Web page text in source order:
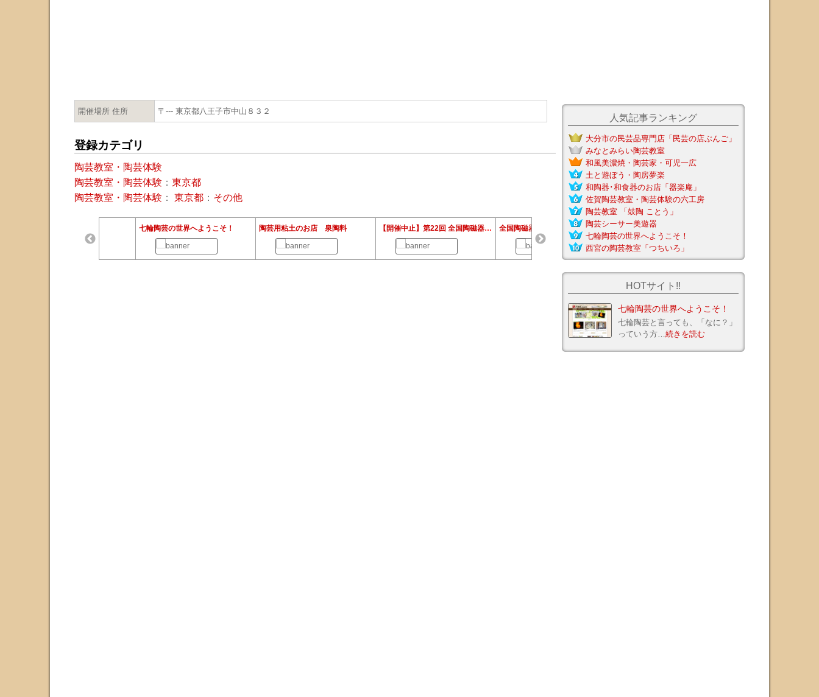
開催場所 住所 〒--- 東京都八王子市中山８３２
登録カテゴリ
陶芸教室・陶芸体験
陶芸教室・陶芸体験 ： 東京都
陶芸教室・陶芸体験 ： 東京都 ： その他
七輪陶芸の世界へようこそ！ 陶芸用粘土のお店 泉陶料 【開催中止】第22回 全国陶磁器フェアー in 福岡 2020 全国陶磁器フェアー 陶芸体験付き宿泊プラン
人気記事ランキング
大分市の民芸品専門店「民芸の店ぶんご」
みなとみらい陶芸教室
和風美濃焼・陶芸家・可児一広
土と遊ぼう・陶房夢楽
和陶器･和食器のお店「器楽庵」
佐賀陶芸教室・陶芸体験の六工房
陶芸教室 「鼓陶 ことう」
陶芸シーサー美遊器
七輪陶芸の世界へようこそ！
西宮の陶芸教室「つちいろ」
HOTサイト!!
七輪陶芸の世界へようこそ！
七輪陶芸と言っても、「なに？」
っていう方…続きを読む